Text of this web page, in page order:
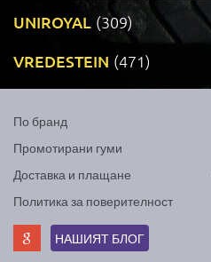
UNIROYAL (309)
VREDESTEIN (471)
По бранд
Промотирани гуми
Доставка и плащане
Политика за поверителност
НАШИЯТ БЛОГ